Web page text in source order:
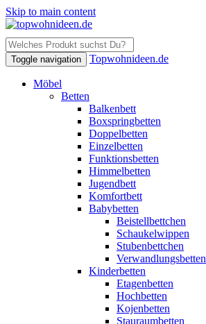
Skip to main content
Toggle navigation Topwohnideen.de
Möbel
Betten
Balkenbett
Boxspringbetten
Doppelbetten
Einzelbetten
Funktionsbetten
Himmelbetten
Jugendbett
Komfortbett
Babybetten
Beistellbettchen
Schaukelwippen
Stubenbettchen
Verwandlungsbetten
Kinderbetten
Etagenbetten
Hochbetten
Kojenbetten
Stauraumbetten